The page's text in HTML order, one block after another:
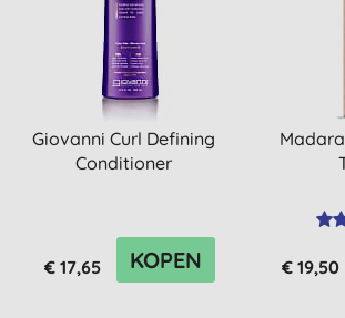
Giovanni Curl Defining
Conditioner
€ 17,65 KOPEN € 19,50